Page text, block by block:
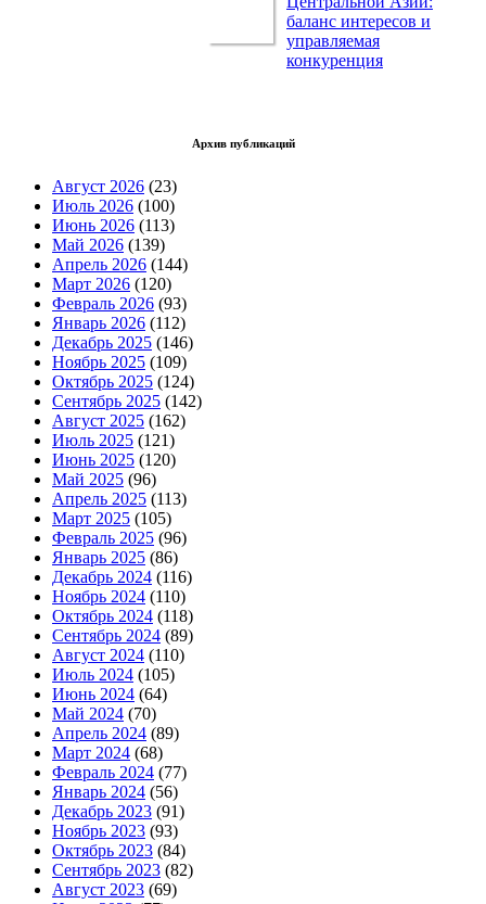
баланс интересов и
управляемая
конкуренция
Архив публикаций
Август 2026 (23)
Июль 2026 (100)
Июнь 2026 (113)
Май 2026 (139)
Апрель 2026 (144)
Март 2026 (120)
Февраль 2026 (93)
Январь 2026 (112)
Декабрь 2025 (146)
Ноябрь 2025 (109)
Октябрь 2025 (124)
Сентябрь 2025 (142)
Август 2025 (162)
Июль 2025 (121)
Июнь 2025 (120)
Май 2025 (96)
Апрель 2025 (113)
Март 2025 (105)
Февраль 2025 (96)
Январь 2025 (86)
Декабрь 2024 (116)
Ноябрь 2024 (110)
Октябрь 2024 (118)
Сентябрь 2024 (89)
Август 2024 (110)
Июль 2024 (105)
Июнь 2024 (64)
Май 2024 (70)
Апрель 2024 (89)
Март 2024 (68)
Февраль 2024 (77)
Январь 2024 (56)
Декабрь 2023 (91)
Ноябрь 2023 (93)
Октябрь 2023 (84)
Сентябрь 2023 (82)
Август 2023 (69)